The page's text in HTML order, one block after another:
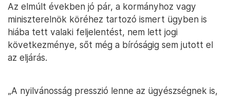
Az elmúlt években jó pár, a kormányhoz vagy
miniszterelnök köréhez tartozó ismert ügyben is
hiába tett valaki feljelentést, nem lett jogi
következménye, sőt még a bíróságig sem jutott el
az eljárás.
„A nyilvánosság presszió lenne az ügyészségnek is,